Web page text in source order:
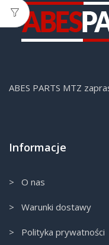
ABES PARTS MTZ
Informacje
> O nas
> Warunki dostawy
> Polityka prywatności